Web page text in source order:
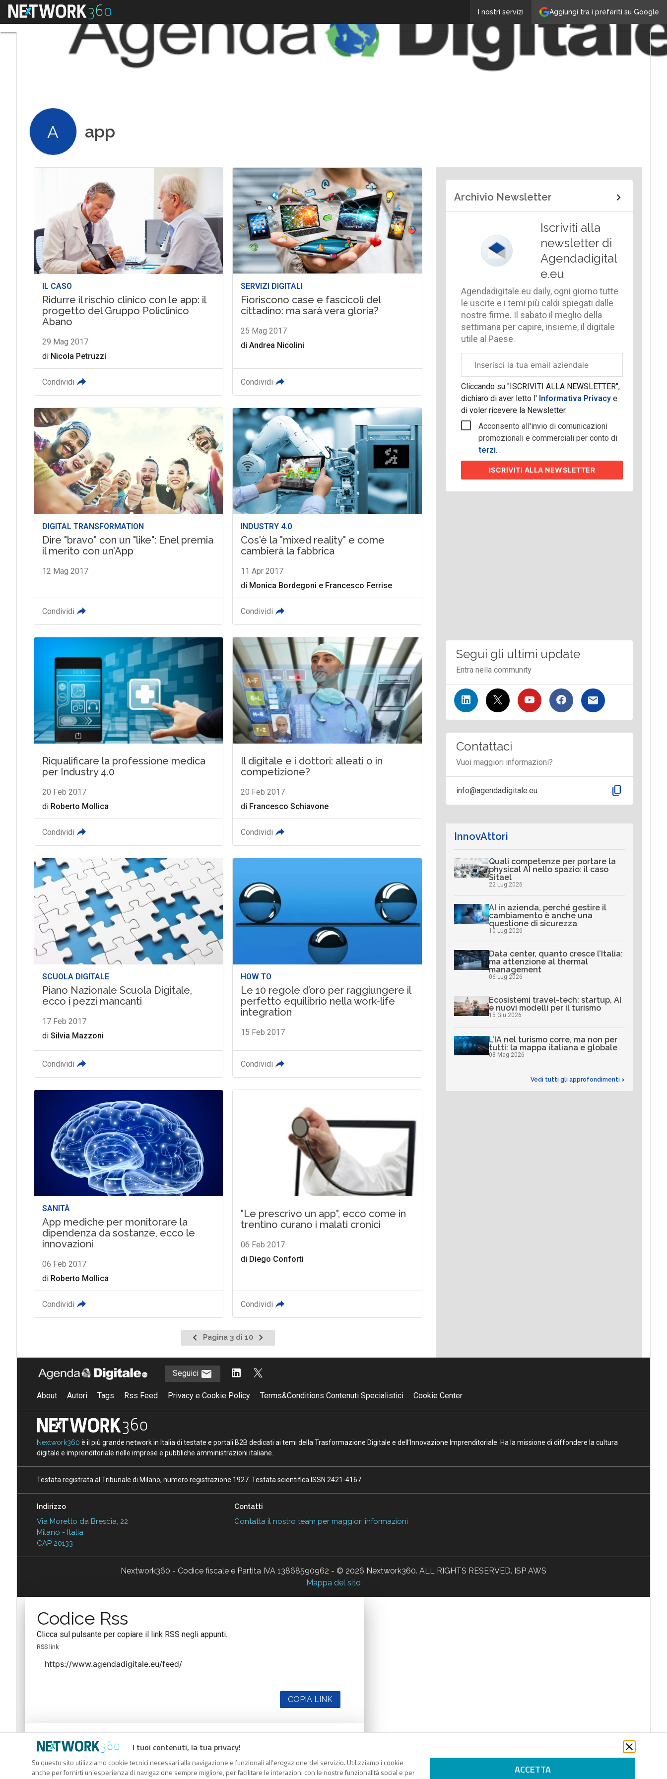
Aggiungi tra i preferiti su Google
I nostri servizi
Menu
A app
IL CASO
Ridurre il rischio clinico con le app: il
progetto del Gruppo Policlinico
Abano
29 Mag 2017
di Nicola Petruzzi
Condividi
SERVIZI DIGITALI
Fioriscono case e fascicoli del
cittadino: ma sarà vera gloria?
25 Mag 2017
diAndrea Nicolini
Condividi
DIGITAL TRANSFORMATION
Dire "bravo" con un "like": Enel premia
il merito con un’App
12 Mag 2017
Condividi
INDUSTRY 4.0
Cos'è la "mixed reality" e come
cambierà la fabbrica
11 Apr 2017
di Monica Bordegoni e Francesco Ferrise
Condividi
Riqualificare la professione medica
per Industry 4.0
20 Feb 2017
di Roberto Mollica
Condividi
Il digitale e i dottori: alleati o in
competizione?
20 Feb 2017
di Francesco Schiavone
Condividi
SCUOLA DIGITALE
Piano Nazionale Scuola Digitale,
ecco i pezzi mancanti
17 Feb 2017
di Silvia Mazzoni
Condividi
HOW TO
Le 10 regole d’oro per raggiungere il
perfetto equilibrio nella work-life
integration
15 Feb 2017
Condividi
SANITÀ
App mediche per monitorare la
dipendenza da sostanze, ecco le
innovazioni
06 Feb 2017
di Roberto Mollica
Condividi
"Le prescrivo un app", ecco come in
trentino curano i malati cronici
06 Feb 2017
di Diego Conforti
Condividi
Pagina
precedente
Pagina 3 di 10
Pagina
successiva
Archivio Newsletter
Iscriviti alla
newsletter di
Agendadigital
e.eu
Agendadigitale.eu daily, ogni giorno tutte
le uscite e i temi più caldi spiegati dalle
nostre firme. Il sabato il meglio della
settimana per capire, insieme, il digitale
utile al Paese.
aziendale
Cliccando su "ISCRIVITI ALLA NEWSLETTER",
dichiaro di aver letto l'Informativa Privacy e
di voler ricevere la Newsletter.
Acconsento all'invio di comunicazioni
promozionali e commerciali per conto di
terzi.
ISCRIVITI ALLA NEWSLETTER
Segui gli ultimi update
Entra nella community
Contattaci
Vuoi maggiori informazioni?
info@agendadigitale.eu content_copy
InnovAttori
Quali competenze per portare la
physical AI nello spazio: il caso
Sitael
22 Lug 2026
AI in azienda, perché gestire il
cambiamento è anche una
questione di sicurezza
10 Lug 2026
Data center, quanto cresce l’Italia:
ma attenzione al thermal
management
06 Lug 2026
Ecosistemi travel-tech: startup, AI
e nuovi modelli per il turismo
15 Giu 2026
L’IA nel turismo corre, ma non per
tutti: la mappa italiana e globale
08 Mag 2026
Vedi tutti gli approfondimenti >
I tuoi contenuti, la tua privacy!
Su questo sito utilizziamo cookie tecnici necessari alla navigazione e funzionali all’erogazione del servizio. Utilizziamo i cookie
anche per fornirti un’esperienza di navigazione sempre migliore, per facilitare le interazioni con le nostre funzionalità social e per
ACCETTA
Seguici
About Autori Tags Rss Feed Privacy e Cookie Policy Terms&Conditions Contenuti Specialistici Cookie Center
Nextwork360 è il più grande network in Italia di testate e portali B2B dedicati ai temi della Trasformazione Digitale e dell’Innovazione Imprenditoriale. Ha la missione di diffondere la cultura
digitale e imprenditoriale nelle imprese e pubbliche amministrazioni italiane.
Testata registrata al Tribunale di Milano, numero registrazione 1927. Testata scientifica ISSN 2421-4167
Indirizzo
Via Moretto da Brescia, 22
Milano - Italia
CAP 20133
Contatti
Contatta il nostro team per maggiori informazioni
Nextwork360 - Codice fiscale e Partita IVA 13868590962 - © 2026 Nextwork360. ALL RIGHTS RESERVED. ISP AWS
Mappa del sito
Codice Rss
Clicca sul pulsante per copiare il link RSS negli appunti.
RSS link
COPIA LINK
Codice Rss
Clicca sul pulsante per copiare il link RSS negli appunti.
RSS link